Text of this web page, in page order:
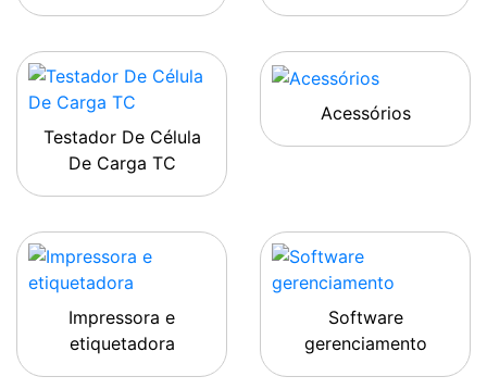
Testador De Célula
De Carga TC
Acessórios
Impressora e
etiquetadora
Software
gerenciamento